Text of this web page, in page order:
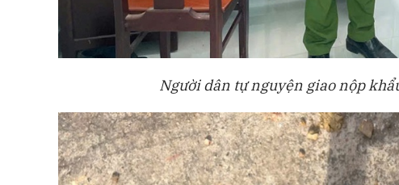
Người dân tự nguyện giao nộp